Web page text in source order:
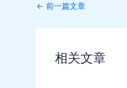
Post
← 前一篇文章
相关文章